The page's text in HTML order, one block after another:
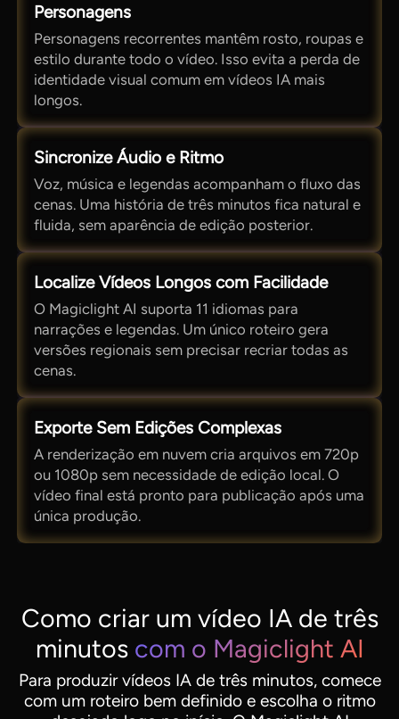
Personagens
Personagens recorrentes mantêm rosto, roupas e
estilo durante todo o vídeo. Isso evita a perda de
identidade visual comum em vídeos IA mais
longos.
Sincronize Áudio e Ritmo
Voz, música e legendas acompanham o fluxo das
cenas. Uma história de três minutos fica natural e
fluida, sem aparência de edição posterior.
Localize Vídeos Longos com Facilidade
O Magiclight AI suporta 11 idiomas para
narrações e legendas. Um único roteiro gera
versões regionais sem precisar recriar todas as
cenas.
Exporte Sem Edições Complexas
A renderização em nuvem cria arquivos em 720p
ou 1080p sem necessidade de edição local. O
vídeo final está pronto para publicação após uma
única produção.
Como criar um vídeo IA de três
minutoscom o Magiclight AI
Para produzir vídeos IA de três minutos, comece
com um roteiro bem definido e escolha o ritmo